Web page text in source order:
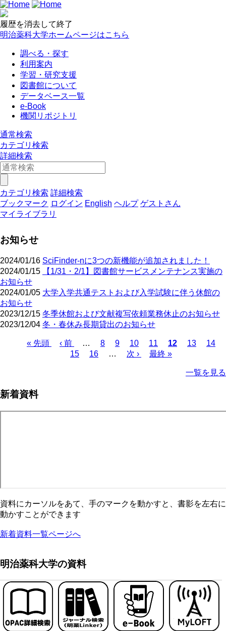
履歴を消去して終了
明治薬科大学ホームページはこちら
調べる・探す
利用案内
学習・研究支援
図書館について
データベース一覧
e-Book
機関リポジトリ
通常検索
カテゴリ検索
詳細検索
カテゴリ検索 詳細検索
ブックマーク ログイン English ヘルプ ゲストさん
マイライブラリ
お知らせ
2024/01/16 SciFinder-nに3つの新機能が追加されました！
2024/01/15
【1/31・2/1】図書館サービスメンテナンス実施の
お知らせ
2024/01/05 大学入学共通テストおよび入学試験に伴う休館の
お知らせ
2023/12/15 冬季休館および文献複写依頼業務休止のお知らせ
2023/12/04 冬・春休み長期貸出のお知らせ
り
先
« 先頭
前
‹ 前 …
ペ
8
ペ
ー
9
ペ
ー
10
ペ
ー
11
カ
レ
12
ペ
13
ペ
14
15
ペ
16 …
次
次 ›
最
最終 »
一覧を見る
新着資料
資料にカーソルをあて、手のマークを動かすと、書影を左右に
動かすことができます
新着資料一覧ページへ
明治薬科大学の資料